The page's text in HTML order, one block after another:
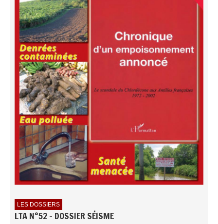
LES DOSSIERS
LTA N°52 - DOSSIER SÉISME